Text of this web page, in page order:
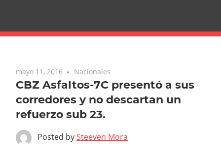
mayo 11, 2016 Nacionales
CBZ Asfaltos-7C presentó a sus
corredores y no descartan un
refuerzo sub 23.
Posted bySteeven Mora